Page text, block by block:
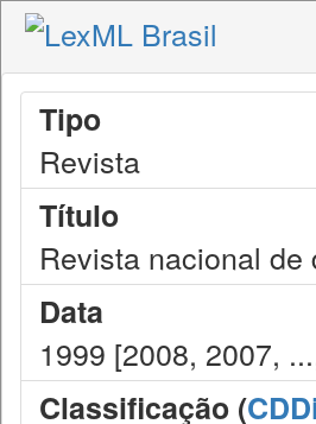
Tipo
Revista
Título
Revista nacional
Data
1999 [2008, 2007,
Classificação (